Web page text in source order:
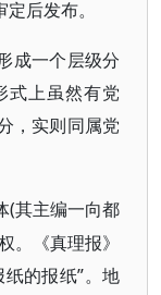
后发布。
成一个层级分
式上虽然有党
，实则同属党
(其主编一向都
。《真理报》
的报纸”。地